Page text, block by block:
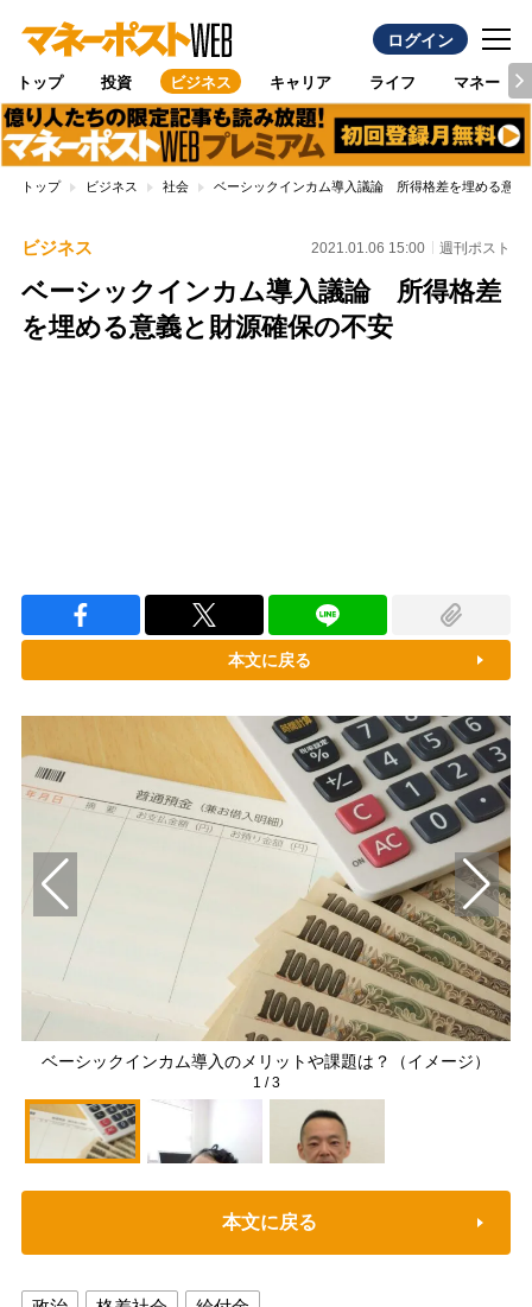
ログイン
トップ 投資 ビジネス キャリア ライフ マネー
トップ ビジネス 社会 ベーシックインカム導入議論 所得格差を埋める意義
ビジネス 2021.01.06 15:00 週刊ポスト
ベーシックインカム導入議論 所得格差
を埋める意義と財源確保の不安
本文に戻る
ベーシックインカム導入のメリットや課題は？（イメージ）
1 /3
本文に戻る